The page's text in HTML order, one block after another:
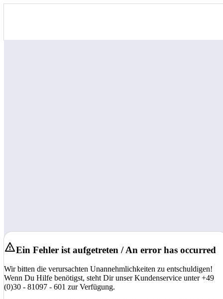
Ein Fehler ist aufgetreten / An error has occurred
Wir bitten die verursachten Unannehmlichkeiten zu entschuldigen!
Wenn Du Hilfe benötigst, steht Dir unser Kundenservice unter +49
(0)30 - 81097 - 601 zur Verfügung.